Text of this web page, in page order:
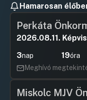
Hamarosan
Perkáta
2026.08.11.
3nap 19óra
Meghívó
Miskolc MJV